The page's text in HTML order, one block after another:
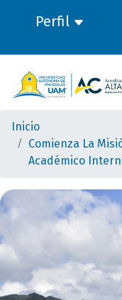
Perfil
Inicio
Comienza La
Académico